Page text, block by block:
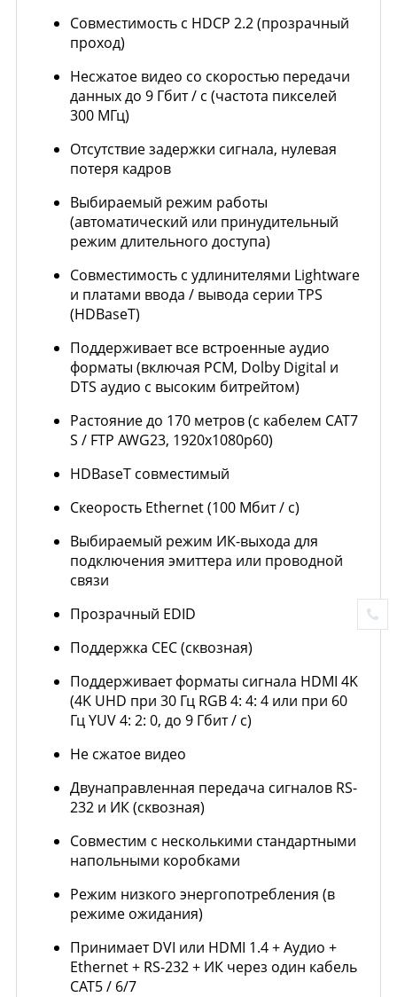
Совместимость с HDCP 2.2 (прозрачный
проход)
Несжатое видео со скоростью передачи
данных до 9 Гбит / с (частота пикселей
300 МГц)
Отсутствие задержки сигнала, нулевая
потеря кадров
Выбираемый режим работы
(автоматический или принудительный
режим длительного доступа)
Совместимость с удлинителями Lightware
и платами ввода / вывода серии TPS
(HDBaseT)
Поддерживает все встроенные аудио
форматы (включая PCM, Dolby Digital и
DTS аудио с высоким битрейтом)
Растояние до 170 метров (с кабелем CAT7
S / FTP AWG23, 1920x1080p60)
HDBaseT совместимый
Скеорость Ethernet (100 Мбит / с)
Выбираемый режим ИК-выхода для
подключения эмиттера или проводной
связи
Прозрачный EDID
Поддержка CEC (сквозная)
Поддерживает форматы сигнала HDMI 4K
(4K UHD при 30 Гц RGB 4: 4: 4 или при 60
Гц YUV 4: 2: 0, до 9 Гбит / с)
Не сжатое видео
Двунаправленная передача сигналов RS-
232 и ИК (сквозная)
Совместим с несколькими стандартными
напольными коробками
Режим низкого энергопотребления (в
режиме ожидания)
Принимает DVI или HDMI 1.4 + Аудио +
Ethernet + RS-232 + ИК через один кабель
CAT5 / 6/7